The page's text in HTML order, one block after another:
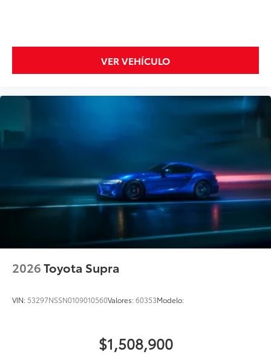
VER VEHÍCULO
2026Toyota Supra
VIN: 53297NSSN0109010560Valores:60353Modelo:
$1,508,900